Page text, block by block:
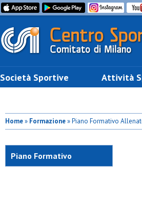
Società Sportive Attività
Home» Formazione» Piano Formativo
Piano Formativo